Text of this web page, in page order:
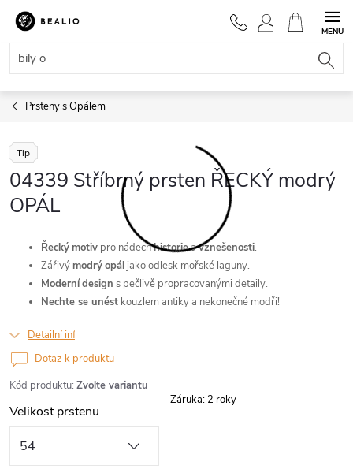
Přejít
obsah
NÁKUPNÍ
KOŠÍK
Prsteny s Opálem
Tip
04339 Stříbrný prsten ŘECKÝ modrý
OPÁL
Kód produktu: Zvolte variantu
Řeckýmotiv pro nádechhistorieavznešenosti.
Zářivýmodrýopál jako odlesk mořské laguny.
Modernídesign s pečlivě propracovanými detaily.
Nechte se unést kouzlem antiky a nekonečné modři!
Detailní informace
Velikost prstenu
Dotaz k produktu
Záruka: 2 roky